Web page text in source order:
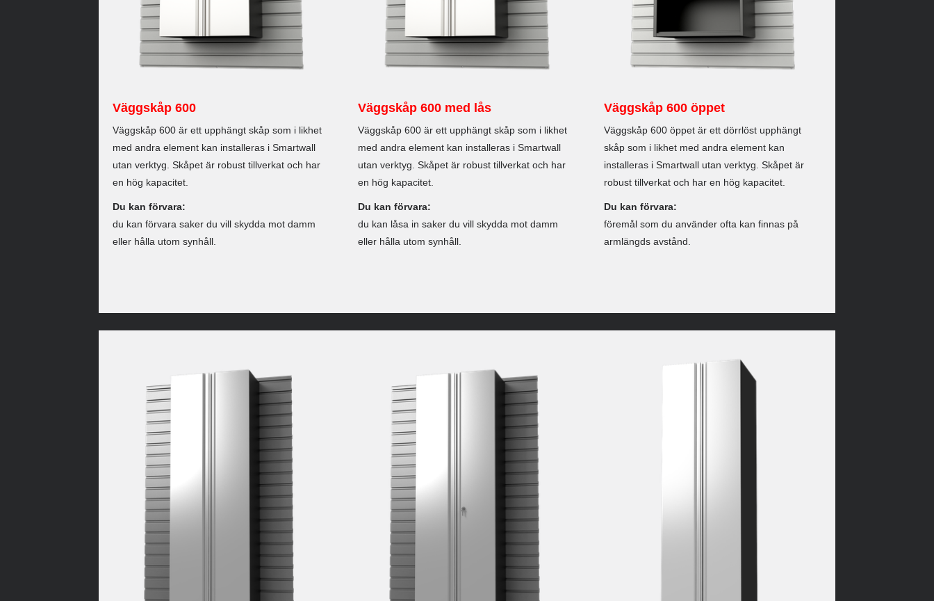
Väggskåp 600
Väggskåp 600 är ett upphängt skåp som i likhet
med andra element kan installeras i Smartwall
utan verktyg. Skåpet är robust tillverkat och har
en hög kapacitet.
Du kan förvara:
du kan förvara saker du vill skydda mot damm
eller hålla utom synhåll.
Väggskåp 600 med lås
Väggskåp 600 är ett upphängt skåp som i likhet
med andra element kan installeras i Smartwall
utan verktyg. Skåpet är robust tillverkat och har
en hög kapacitet.
Du kan förvara:
du kan låsa in saker du vill skydda mot damm
eller hålla utom synhåll.
Väggskåp 600 öppet
Väggskåp 600 öppet är ett dörrlöst upphängt
skåp som i likhet med andra element kan
installeras i Smartwall utan verktyg. Skåpet är
robust tillverkat och har en hög kapacitet.
Du kan förvara:
föremål som du använder ofta kan finnas på
armlängds avstånd.